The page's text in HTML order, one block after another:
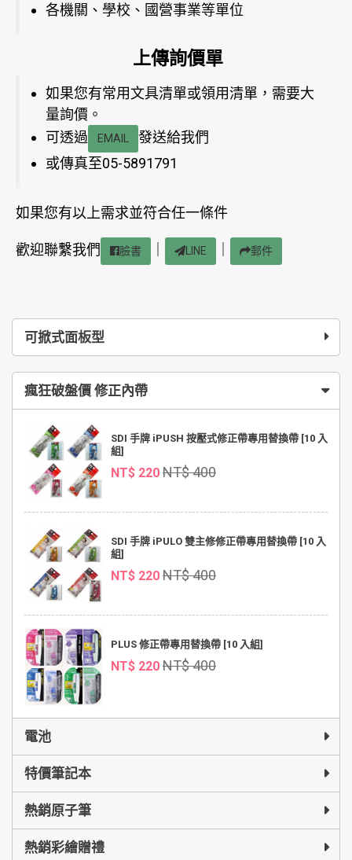
可掀式面板型
瘋狂破盤價 修正內帶
SDI 手牌 iPUSH 按壓式修正帶專用替換帶 [10 入
組]
NT$ 220 NT$ 400
SDI 手牌 iPULO 雙主修修正帶專用替換帶 [10 入
組]
NT$ 220 NT$ 400
PLUS 修正帶專用替換帶 [10 入組]
NT$ 220 NT$ 400
電池
特價筆記本
熱銷原子筆
熱銷彩繪贈禮
各機關、學校、國營事業等單位
上傳詢價單
如果您有常用文具清單或領用清單，需要大
量詢價。
可透過
EMAIL
發送給我們
或傳真至05-5891791
如果您有以上需求並符合任一條件
歡迎聯繫我們 臉書 LINE 郵件